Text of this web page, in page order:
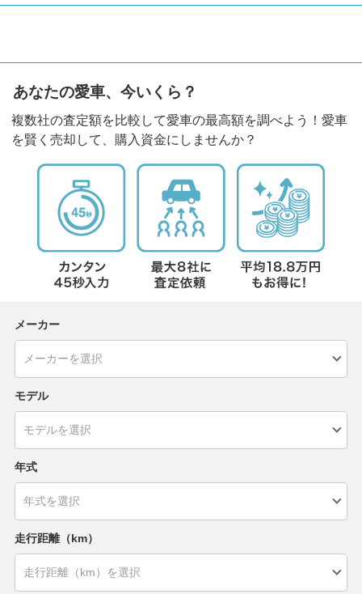
あなたの愛車、今いくら？
複数社の査定額を比較して愛車の最高額を調べよう！愛車
を賢く売却して、購入資金にしませんか？
メーカー
モデル
年式
走行距離（km）